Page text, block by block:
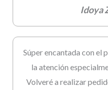
Idoya
Súper encantada con el
la atención
Volveré a realizar